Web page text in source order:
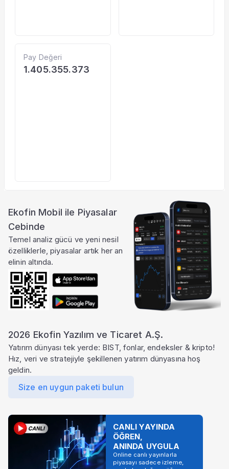
Pay Değeri
1.405.355.373
Ekofin Mobil ile Piyasalar
Cebinde
Temel analiz gücü ve yeni nesil
özelliklerle, piyasalar artık her an
elinin altında.
2026 Ekofin Yazılım ve Ticaret A.Ş.
Yatırım dünyası tek yerde: BIST, fonlar, endeksler & kripto!
Hız, veri ve stratejiyle şekillenen yatırım dünyasına hoş
geldin.
Size en uygun paketi bulun
CANLI YAYINDA
ÖĞREN,
ANINDA UYGULA
Online canlı yayınlarla
piyasayı sadece izleme,